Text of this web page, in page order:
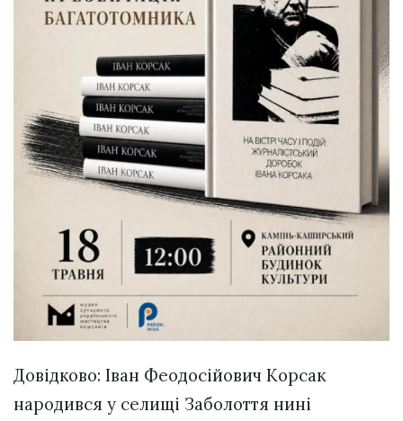
Довідково: Іван Феодосійович Корсак
народився у селищі Заболоття нині